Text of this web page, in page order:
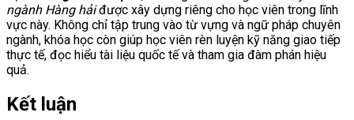
ngành Hàng hảiđược xây dựng riêng cho học viên trong lĩnh
vực này. Không chỉ tập trung vào từ vựng và ngữ pháp chuyên
ngành, khóa học còn giúp học viên rèn luyện kỹ năng giao tiếp
thực tế, đọc hiểu tài liệu quốc tế và tham gia đàm phán hiệu
quả.
Kết luận